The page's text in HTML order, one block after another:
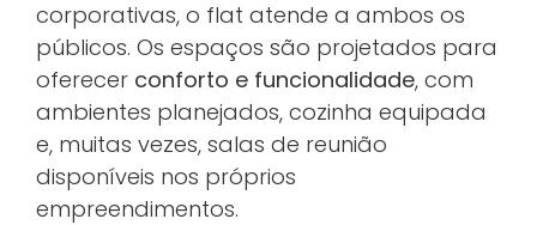
corporativas, o flat atende a ambos os
públicos. Os espaços são projetados para
oferecer conforto e funcionalidade, com
ambientes planejados, cozinha equipada
e, muitas vezes, salas de reunião
disponíveis nos próprios
empreendimentos.